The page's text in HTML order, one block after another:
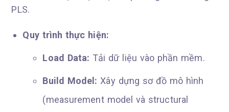
PLS.
Quy trình thực hiện:
Load Data: Tải dữ liệu vào phần mềm.
Build Model: Xây dựng sơ đồ mô hình
(measurement model và structural